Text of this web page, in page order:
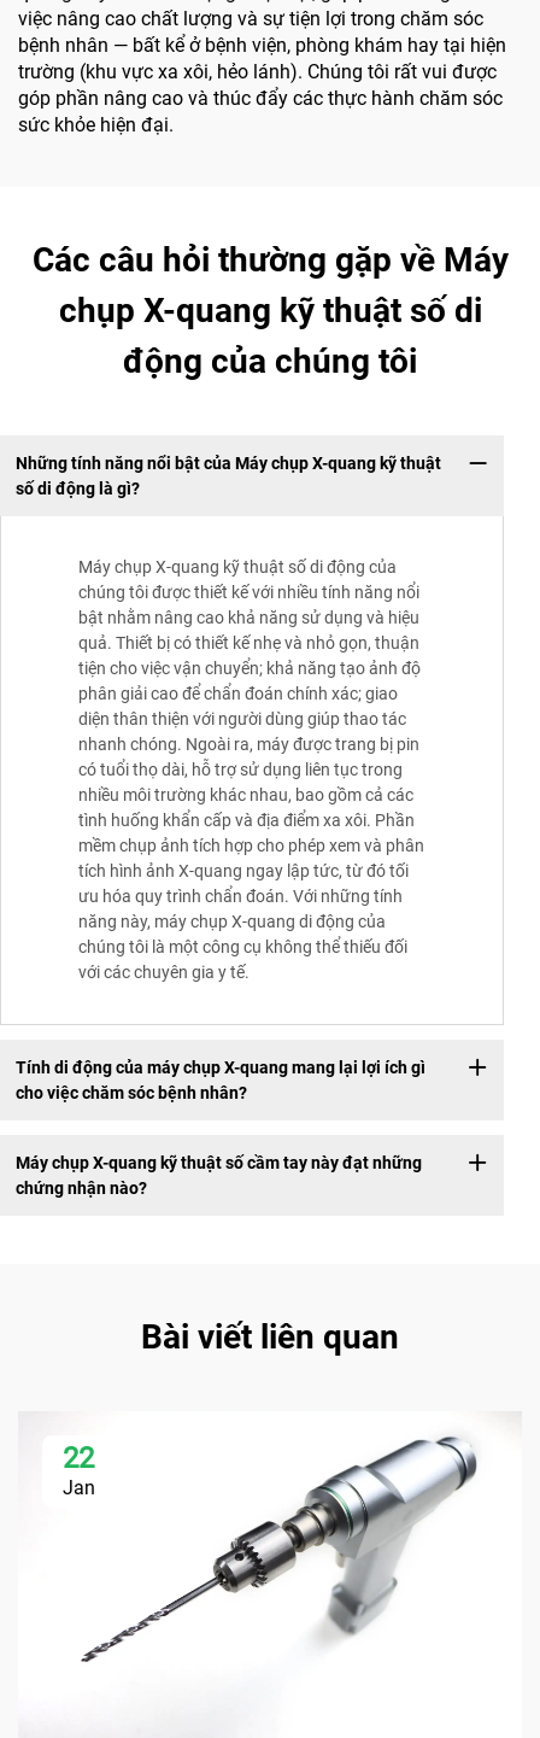
việc nâng cao chất lượng và sự tiện lợi trong chăm sóc
bệnh nhân — bất kể ở bệnh viện, phòng khám hay tại hiện
trường (khu vực xa xôi, hẻo lánh). Chúng tôi rất vui được
góp phần nâng cao và thúc đẩy các thực hành chăm sóc
sức khỏe hiện đại.
Các câu hỏi thường gặp về Máy
chụp X-quang kỹ thuật số di
động của chúng tôi
Những tính năng nổi bật của Máy chụp X-quang kỹ thuật
số di động là gì?
Máy chụp X-quang kỹ thuật số di động của
chúng tôi được thiết kế với nhiều tính năng nổi
bật nhằm nâng cao khả năng sử dụng và hiệu
quả. Thiết bị có thiết kế nhẹ và nhỏ gọn, thuận
tiện cho việc vận chuyển; khả năng tạo ảnh độ
phân giải cao để chẩn đoán chính xác; giao
diện thân thiện với người dùng giúp thao tác
nhanh chóng. Ngoài ra, máy được trang bị pin
có tuổi thọ dài, hỗ trợ sử dụng liên tục trong
nhiều môi trường khác nhau, bao gồm cả các
tình huống khẩn cấp và địa điểm xa xôi. Phần
mềm chụp ảnh tích hợp cho phép xem và phân
tích hình ảnh X-quang ngay lập tức, từ đó tối
ưu hóa quy trình chẩn đoán. Với những tính
năng này, máy chụp X-quang di động của
chúng tôi là một công cụ không thể thiếu đối
với các chuyên gia y tế.
Tính di động của máy chụp X-quang mang lại lợi ích gì
cho việc chăm sóc bệnh nhân?
Máy chụp X-quang kỹ thuật số cầm tay này đạt những
chứng nhận nào?
Bài viết liên quan
22
Jan